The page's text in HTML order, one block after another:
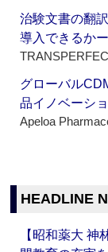
治験文書の翻
導入できるか
グローバル
品イノベーシ
Apeloa
HEADLINE
【昭和薬大 神